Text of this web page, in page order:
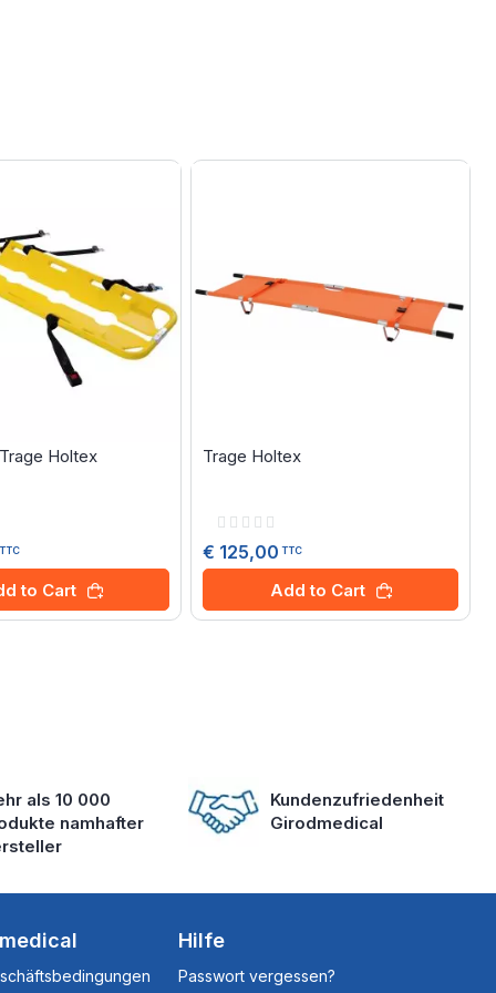
Holtex
TTC
to Cart
Trage Holtex
Rating:
€ 125,00 TTC
Add to Cart
als 10 000
namhafter
Kundenzufriedenheit
Girodmedical
Hilfe
Passwort vergessen?